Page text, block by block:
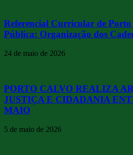
Referencial Curricular de
Pública: Organização dos
24 de maio de 2026
PORTO CALVO REALIZA
JUSTIÇA E CIDADANIA
MAIO
5 de maio de 2026